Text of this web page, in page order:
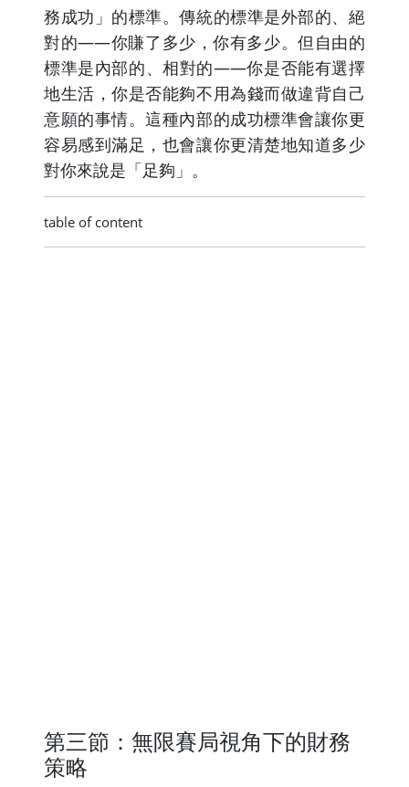
務成功」的標準。傳統的標準是外部的、絕
對的——你賺了多少，你有多少。但自由的
標準是內部的、相對的——你是否能有選擇
地生活，你是否能夠不用為錢而做違背自己
意願的事情。這種內部的成功標準會讓你更
容易感到滿足，也會讓你更清楚地知道多少
對你來說是「足夠」。
table of content
第三節：無限賽局視角下的財務
策略